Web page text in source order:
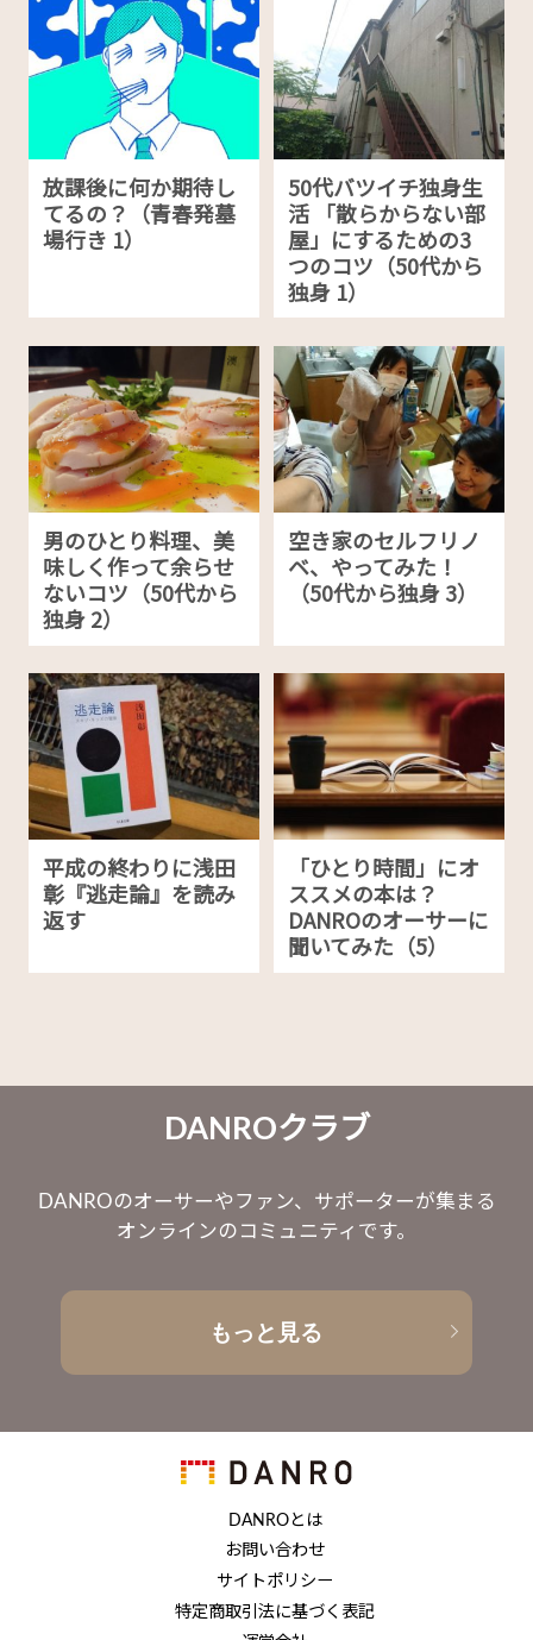
放課後に何か期待し
てるの？（青春発墓
場行き 1）
50代バツイチ独身生
活 「散らからない部
屋」にするための3
つのコツ（50代から
独身 1）
男のひとり料理、美
味しく作って余らせ
ないコツ（50代から
独身 2）
空き家のセルフリノ
ベ、やってみた！
（50代から独身 3）
平成の終わりに浅田
彰『逃走論』を読み
返す
「ひとり時間」にオ
ススメの本は？
DANROのオーサーに
聞いてみた（5）
DANROクラブ
DANROのオーサーやファン、サポーターが集まる
オンラインのコミュニティです。
もっと見る
DANROとは
お問い合わせ
サイトポリシー
特定商取引法に基づく表記